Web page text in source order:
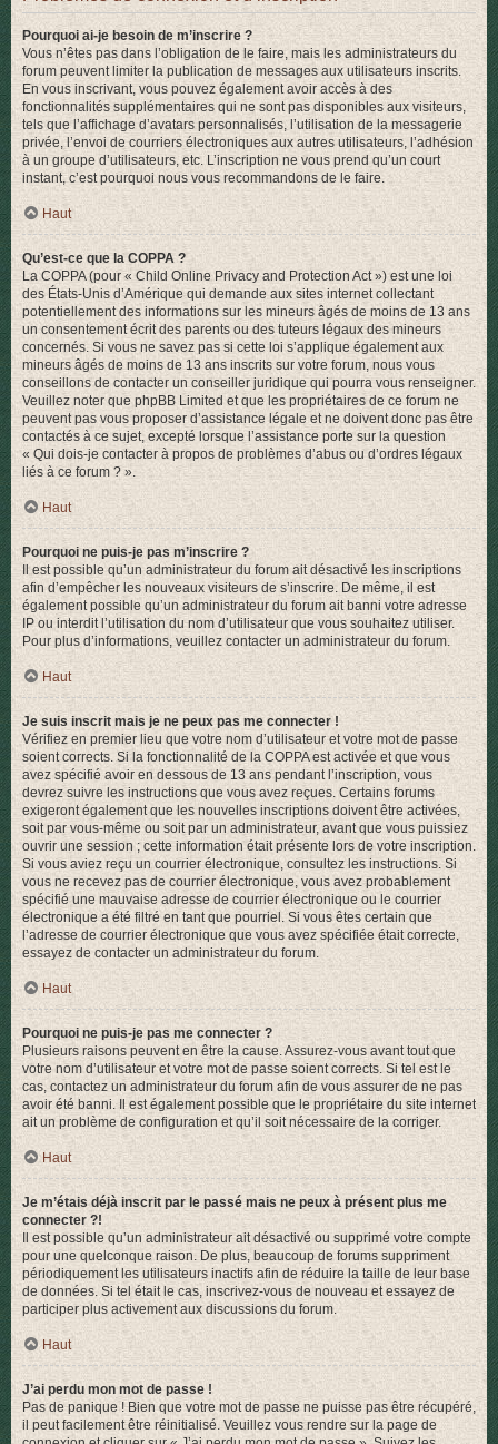
Pourquoi ai-je besoin de m’inscrire ?
Vous n’êtes pas dans l’obligation de le faire, mais les administrateurs du
forum peuvent limiter la publication de messages aux utilisateurs inscrits.
En vous inscrivant, vous pouvez également avoir accès à des
fonctionnalités supplémentaires qui ne sont pas disponibles aux visiteurs,
tels que l’affichage d’avatars personnalisés, l’utilisation de la messagerie
privée, l’envoi de courriers électroniques aux autres utilisateurs, l’adhésion
à un groupe d’utilisateurs, etc. L’inscription ne vous prend qu’un court
instant, c’est pourquoi nous vous recommandons de le faire.
Haut
Qu’est-ce que la COPPA ?
La COPPA (pour « Child Online Privacy and Protection Act ») est une loi
des États-Unis d’Amérique qui demande aux sites internet collectant
potentiellement des informations sur les mineurs âgés de moins de 13 ans
un consentement écrit des parents ou des tuteurs légaux des mineurs
concernés. Si vous ne savez pas si cette loi s’applique également aux
mineurs âgés de moins de 13 ans inscrits sur votre forum, nous vous
conseillons de contacter un conseiller juridique qui pourra vous renseigner.
Veuillez noter que phpBB Limited et que les propriétaires de ce forum ne
peuvent pas vous proposer d’assistance légale et ne doivent donc pas être
contactés à ce sujet, excepté lorsque l’assistance porte sur la question
« Qui dois-je contacter à propos de problèmes d’abus ou d’ordres légaux
liés à ce forum ? ».
Haut
Pourquoi ne puis-je pas m’inscrire ?
Il est possible qu’un administrateur du forum ait désactivé les inscriptions
afin d’empêcher les nouveaux visiteurs de s’inscrire. De même, il est
également possible qu’un administrateur du forum ait banni votre adresse
IP ou interdit l’utilisation du nom d’utilisateur que vous souhaitez utiliser.
Pour plus d’informations, veuillez contacter un administrateur du forum.
Haut
Je suis inscrit mais je ne peux pas me connecter !
Vérifiez en premier lieu que votre nom d’utilisateur et votre mot de passe
soient corrects. Si la fonctionnalité de la COPPA est activée et que vous
avez spécifié avoir en dessous de 13 ans pendant l’inscription, vous
devrez suivre les instructions que vous avez reçues. Certains forums
exigeront également que les nouvelles inscriptions doivent être activées,
soit par vous-même ou soit par un administrateur, avant que vous puissiez
ouvrir une session ; cette information était présente lors de votre inscription.
Si vous aviez reçu un courrier électronique, consultez les instructions. Si
vous ne recevez pas de courrier électronique, vous avez probablement
spécifié une mauvaise adresse de courrier électronique ou le courrier
électronique a été filtré en tant que pourriel. Si vous êtes certain que
l’adresse de courrier électronique que vous avez spécifiée était correcte,
essayez de contacter un administrateur du forum.
Haut
Pourquoi ne puis-je pas me connecter ?
Plusieurs raisons peuvent en être la cause. Assurez-vous avant tout que
votre nom d’utilisateur et votre mot de passe soient corrects. Si tel est le
cas, contactez un administrateur du forum afin de vous assurer de ne pas
avoir été banni. Il est également possible que le propriétaire du site internet
ait un problème de configuration et qu’il soit nécessaire de la corriger.
Haut
Je m’étais déjà inscrit par le passé mais ne peux à présent plus me
connecter ?!
Il est possible qu’un administrateur ait désactivé ou supprimé votre compte
pour une quelconque raison. De plus, beaucoup de forums suppriment
périodiquement les utilisateurs inactifs afin de réduire la taille de leur base
de données. Si tel était le cas, inscrivez-vous de nouveau et essayez de
participer plus activement aux discussions du forum.
Haut
J’ai perdu mon mot de passe !
Pas de panique ! Bien que votre mot de passe ne puisse pas être récupéré,
il peut facilement être réinitialisé. Veuillez vous rendre sur la page de